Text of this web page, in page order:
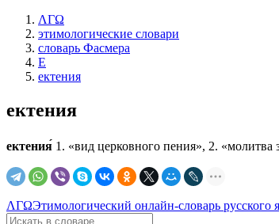
ΛΓΩ
этимологические словари
словарь Фасмера
Е
ектения
ектения
ектения́ 1. «вид церковного пения», 2. «молитва
ΛΓΩЭтимологический онлайн-словарь русского